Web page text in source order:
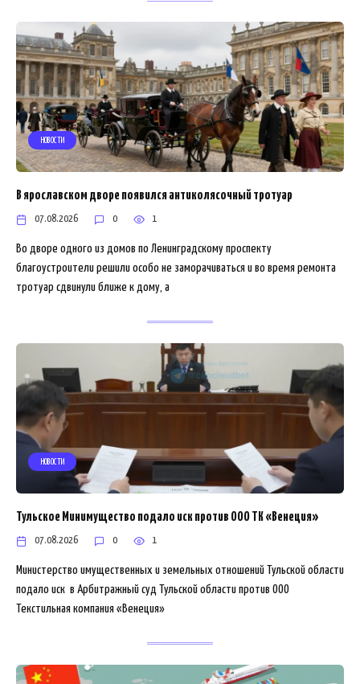
НОВОСТИ
В ярославском дворе появился антиколясочный тротуар
07.08.2026 0 1
Во дворе одного из домов по Ленинградскому проспекту
благоустроители решили особо не заморачиваться и во время ремонта
тротуар сдвинули ближе к дому, а
НОВОСТИ
Тульское Минимущество подало иск против ООО ТК «Венеция»
07.08.2026 0 1
Министерство имущественных и земельных отношений Тульской области
подало иск в Арбитражный суд Тульской области против ООО
Текстильная компания «Венеция»